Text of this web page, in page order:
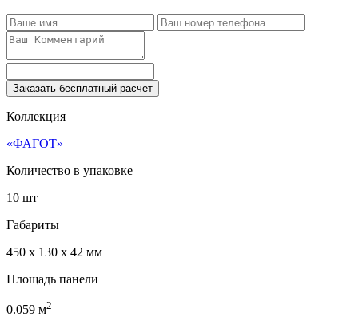
Заказать бесплатный расчет
Коллекция
«ФАГОТ»
Количество в упаковке
10 шт
Габариты
450 x 130 x 42 мм
Площадь панели
0.059 м2